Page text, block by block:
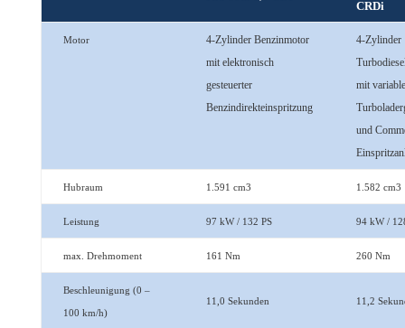
CRDi
Motor
4-Zylinder Benzinmotor
mit elektronisch
gesteuerter
Benzindirekteinspritzung
4-Zylinder
mit
und
Hubraum 1.591 cm3 1.582 cm3
Leistung 97 kW / 132 PS 94 kW /
max. Drehmoment 161 Nm 260 Nm
Beschleunigung (0 –
100 km/h)
11,0 Sekunden 11,2